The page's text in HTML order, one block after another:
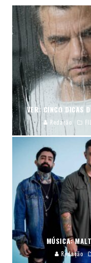
VER: CINCO DICAS
Redação
MÚSICA:
Redação